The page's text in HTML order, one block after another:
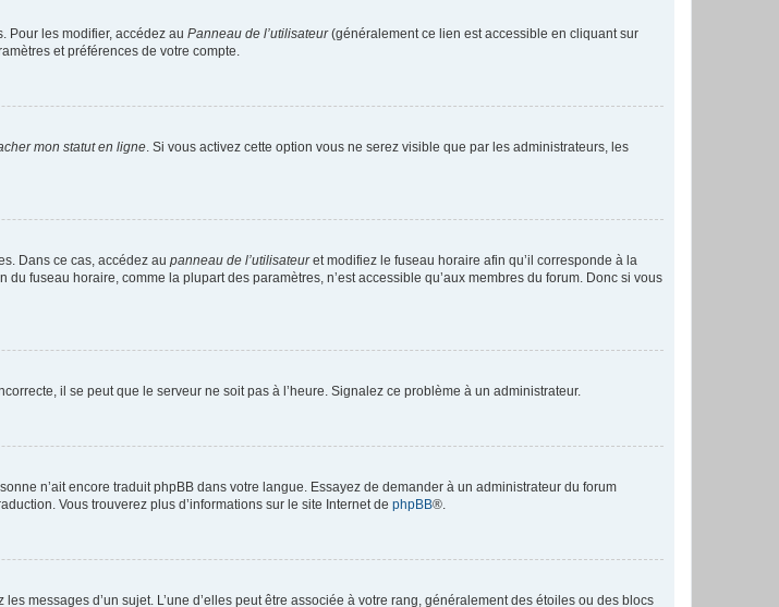
Pour les modifier, accédez au Panneau de l’utilisateur(généralement ce lien est accessible en cliquant sur
et préférences de votre compte.
mon statut en ligne. Si vous activez cette option vous ne serez visible que par les administrateurs, les
Dans ce cas, accédez au panneau de l’utilisateuret modifiez le fuseau horaire afin qu’il corresponde à la
fuseau horaire, comme la plupart des paramètres, n’est accessible qu’aux membres du forum. Donc si vous
il se peut que le serveur ne soit pas à l’heure. Signalez ce problème à un administrateur.
n’ait encore traduit phpBB dans votre langue. Essayez de demander à un administrateur du forum
Vous trouverez plus d’informations sur le site Internet de phpBB®.
messages d’un sujet. L’une d’elles peut être associée à votre rang, généralement des étoiles ou des blocs